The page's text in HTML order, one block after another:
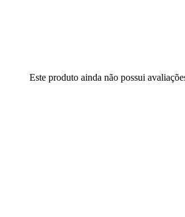
Este produto ainda não possui